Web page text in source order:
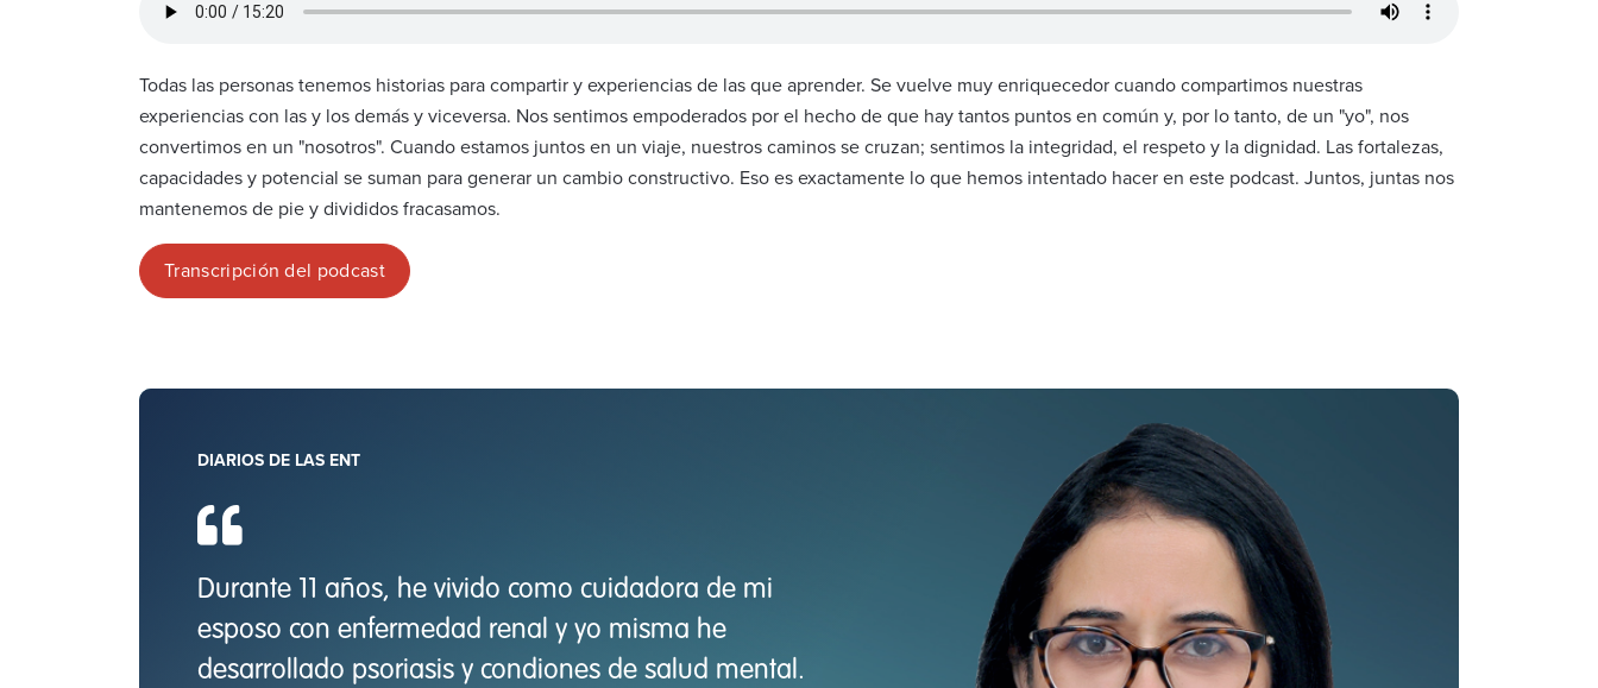
Todas las personas tenemos historias para compartir y experiencias de las que aprender. Se vuelve muy enriquecedor cuando compartimos nuestras
experiencias con las y los demás y viceversa. Nos sentimos empoderados por el hecho de que hay tantos puntos en común y, por lo tanto, de un "yo", nos
convertimos en un "nosotros". Cuando estamos juntos en un viaje, nuestros caminos se cruzan; sentimos la integridad, el respeto y la dignidad. Las fortalezas,
capacidades y potencial se suman para generar un cambio constructivo. Eso es exactamente lo que hemos intentado hacer en este podcast. Juntos, juntas nos
mantenemos de pie y divididos fracasamos.
Transcripción del podcast
DIARIOS DE LAS ENT
Durante 11 años, he vivido como cuidadora de mi
esposo con enfermedad renal y yo misma he
desarrollado psoriasis y condiones de salud mental.